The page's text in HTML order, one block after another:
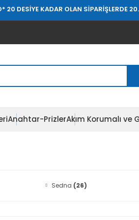
KADAR OLAN SİPARİŞLERDE 20.000 TL
Anahtar-PrizlerAkım Korumalı ve
Sedna (26)